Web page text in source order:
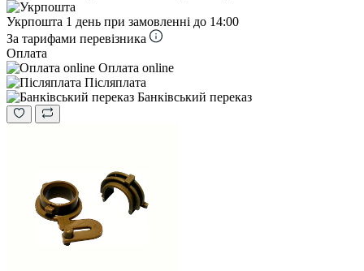
Укрпошта 1 день при замовленні до 14:00
За тарифами перевізника
Оплата
Оплата online
Післяплата
Банківський переказ